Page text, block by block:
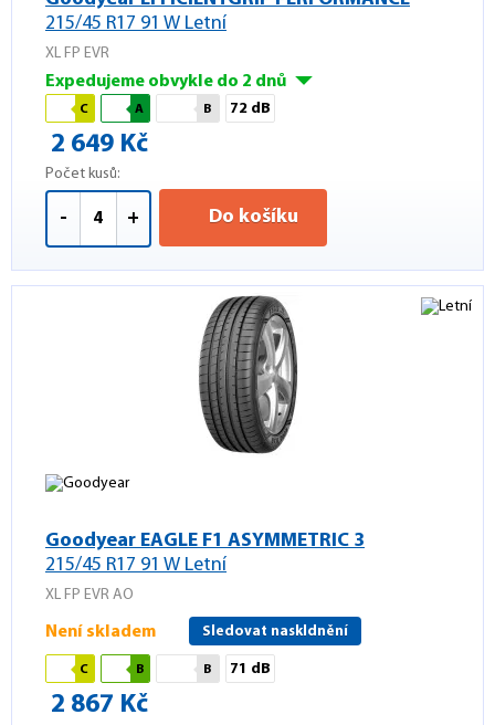
215/45 R17 91 W Letní
XL FP EVR
Expedujeme obvykle do 2 dnů
C A B 72 dB
2 649 Kč
Počet kusů:
- + Do košíku
Goodyear EAGLE F1 ASYMMETRIC 3
215/45 R17 91 W Letní
XL FP EVR AO
Není skladem Sledovat naskldnění
C B B 71 dB
2 867 Kč